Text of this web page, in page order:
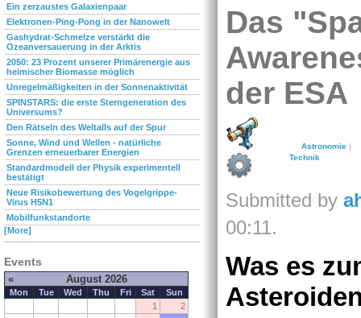
Ein zerzaustes Galaxienpaar
Elektronen-Ping-Pong in der Nanowelt
Gashydrat-Schmelze verstärkt die
Ozeanversauerung in der Arktis
2050: 23 Prozent unserer Primärenergie aus
heimischer Biomasse möglich
Unregelmäßigkeiten in der Sonnenaktivität
SPINSTARS: die erste Sterngeneration des
Universums?
Den Rätseln des Weltalls auf der Spur
Sonne, Wind und Wellen - natürliche
Grenzen erneuerbarer Energien
Standardmodell der Physik experimentell
bestätigt
Neue Risikobewertung des Vogelgrippe-
Virus H5N1
Mobilfunkstandorte
[More]
Events
« August 2026
Mon Tue Wed Thu Fri Sat
Sun
1
2
Das
der ESA
Astronomie|
Technik
Submitted by
00:11.
Was es